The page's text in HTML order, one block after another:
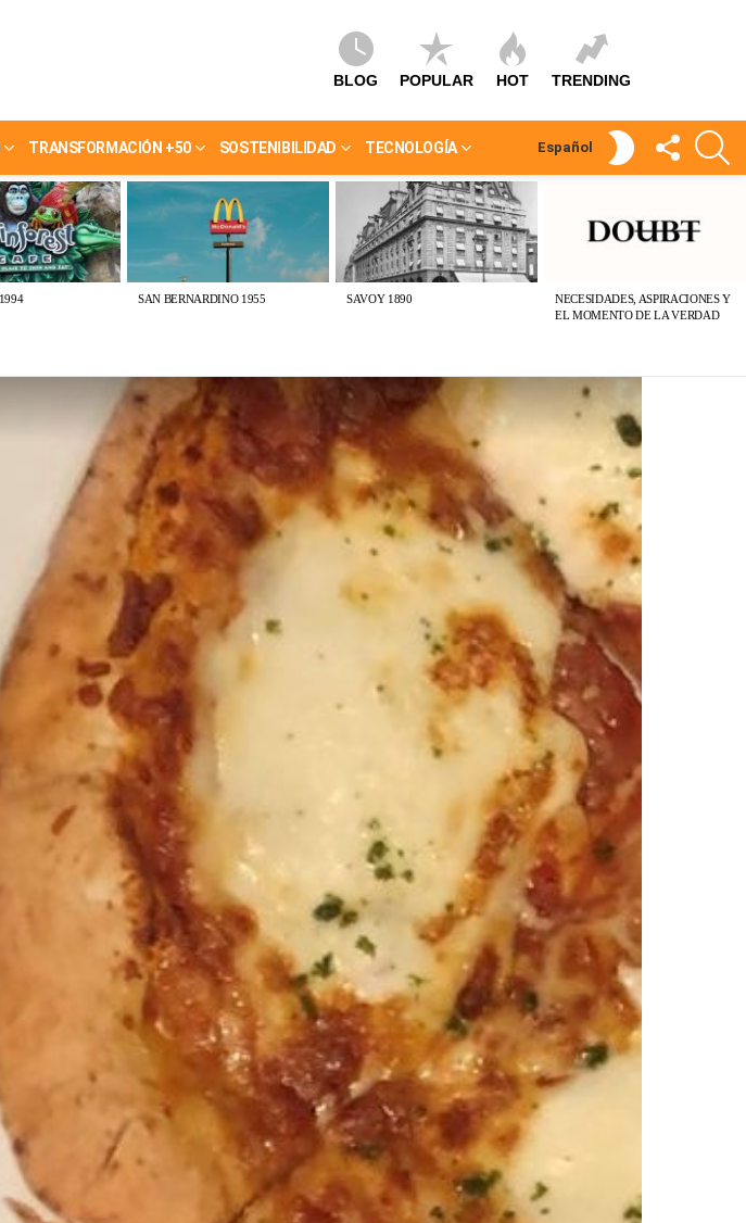
BLOG POPULAR HOT TRENDING
TRANSFORMACIÓN +50 SOSTENIBILIDAD TECNOLOGÍA Español
SKIN
SÍGUEME
SAN BERNARDINO 1955 SAVOY 1890
NECESIDADES, ASPIRACIONES Y
EL MOMENTO DE LA VERDAD